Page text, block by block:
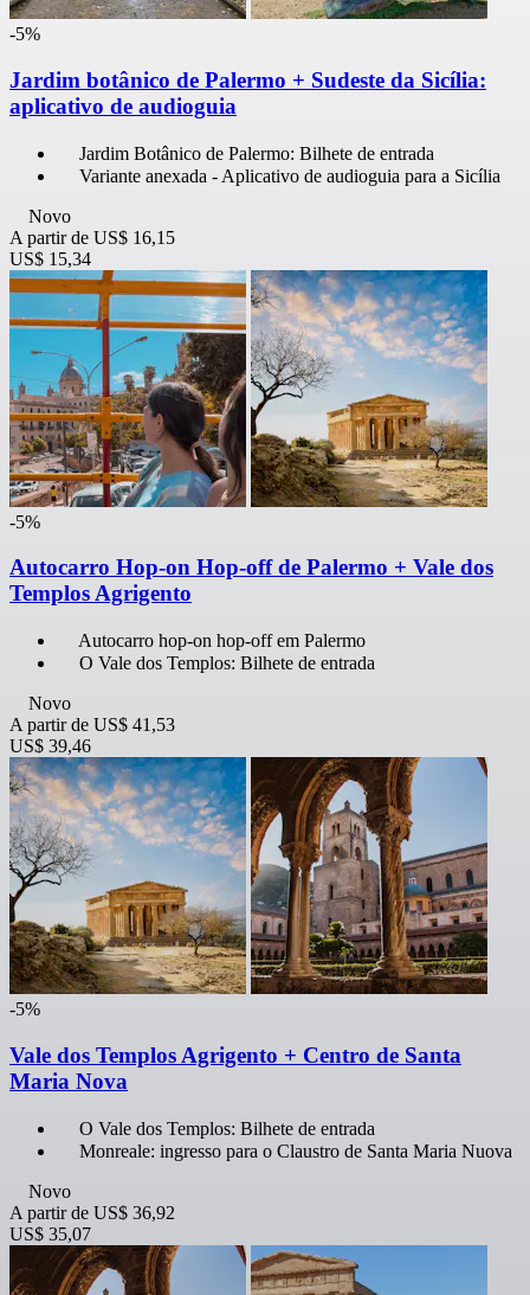
-5%
Jardim botânico de Palermo + Sudeste da Sicília:
aplicativo de audioguia
Jardim Botânico de Palermo: Bilhete de entrada
Variante anexada - Aplicativo de audioguia para a Sicília
Novo
A partir de US$ 16,15
US$ 15,34
-5%
Autocarro Hop-on Hop-off de Palermo + Vale dos
Templos Agrigento
Autocarro hop-on hop-off em Palermo
O Vale dos Templos: Bilhete de entrada
Novo
A partir de US$ 41,53
US$ 39,46
-5%
Vale dos Templos Agrigento + Centro de Santa
Maria Nova
O Vale dos Templos: Bilhete de entrada
Monreale: ingresso para o Claustro de Santa Maria Nuova
Novo
A partir de US$ 36,92
US$ 35,07